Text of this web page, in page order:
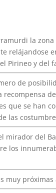
la
relájandose
Pirineo y del
de
que se han
las
mirador del
los
muy